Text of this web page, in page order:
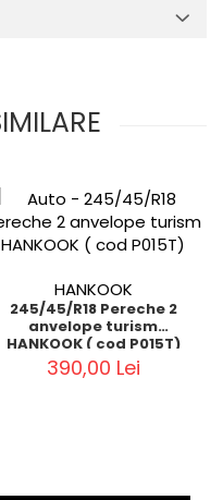
HANKOOK
245/45/R18 Pereche 2
anvelope turism
HANKOOK ( cod P015T)
390,00 Lei